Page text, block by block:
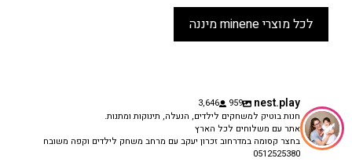
לכל מוצרי minene מיננה
nest.play
959
3,646
חנות בוטיק למשחקים לילדים, הנעלה, תינוקות ומתנות.
אתר עם משלוחים לכל הארץ
בחצר קסומה במדרחוב זכרון יעקב עם מרחב משחק לילדים וקפה משובח
0512525380